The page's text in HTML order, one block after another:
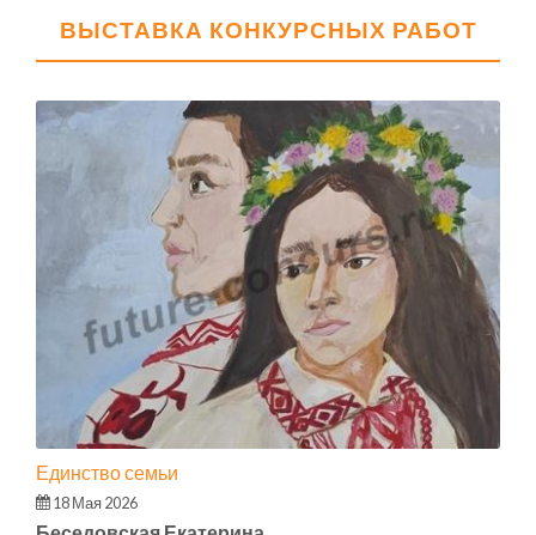
ВЫСТАВКА КОНКУРСНЫХ РАБОТ
Единство семьи
18 Мая 2026